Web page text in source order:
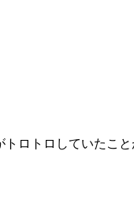
トロトロしていた